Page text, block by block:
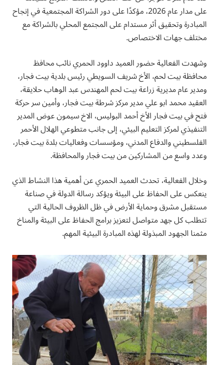
على مدار عام 2026، مؤكدًا على دور الشراكة المجتمعية في إنجاح
المبادرة وتحقيق أثر مستدام على المجتمع المحلي بالشراكة مع
مختلف جهات الاختصاص.
وشهدت الفعالية حضور العميد داوود الحمري نائب محافظ
محافظة بيت لحم، الأخ شريف السويطي رئيس بلدية بيت فجار،
ومدير عام مديرية زراعة بيت لحم المهندس عبد الوهاب حلايقة،
العقيد محمد ابو علي مدير مركز شرطة بيت فجار، وأمين سر حركة
فتح في بيت فجار الأخ أحمد البوليس، الاخ سيمون عوض المدير
التنفيذي لمركز التعليم البيئي، إلى جانب متطوعي الهلال الأحمر
الفلسطيني والدفاع المدني، ومؤسسات وفعاليات بلدة بيت فجار،
وعدد واسع من المشاركين من بيت فجار والمحافظة.
وخلال الفعالية، تحدث العميد الحمري عن أهمية هذا النشاط الذي
ينعكس على الحفاظ على البيئة ويؤكد رسالة الدولة في صناعة
مستقبل مشرق وحماية الأرض في ظل الظروف الحالية التي
تتطلب كل جهد متواصل لتعزيز برامج الحفاظ على البيئة والمناخ
مثمنا الجهود المبذولة لهذه المبادرة البيئية المهم.